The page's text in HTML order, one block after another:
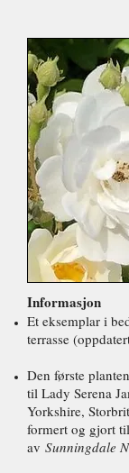
Informasjon
Et eksemplar i
terrasse
Den første
til Lady Serena
Yorkshire,
formert og gjort
av Sunningdale